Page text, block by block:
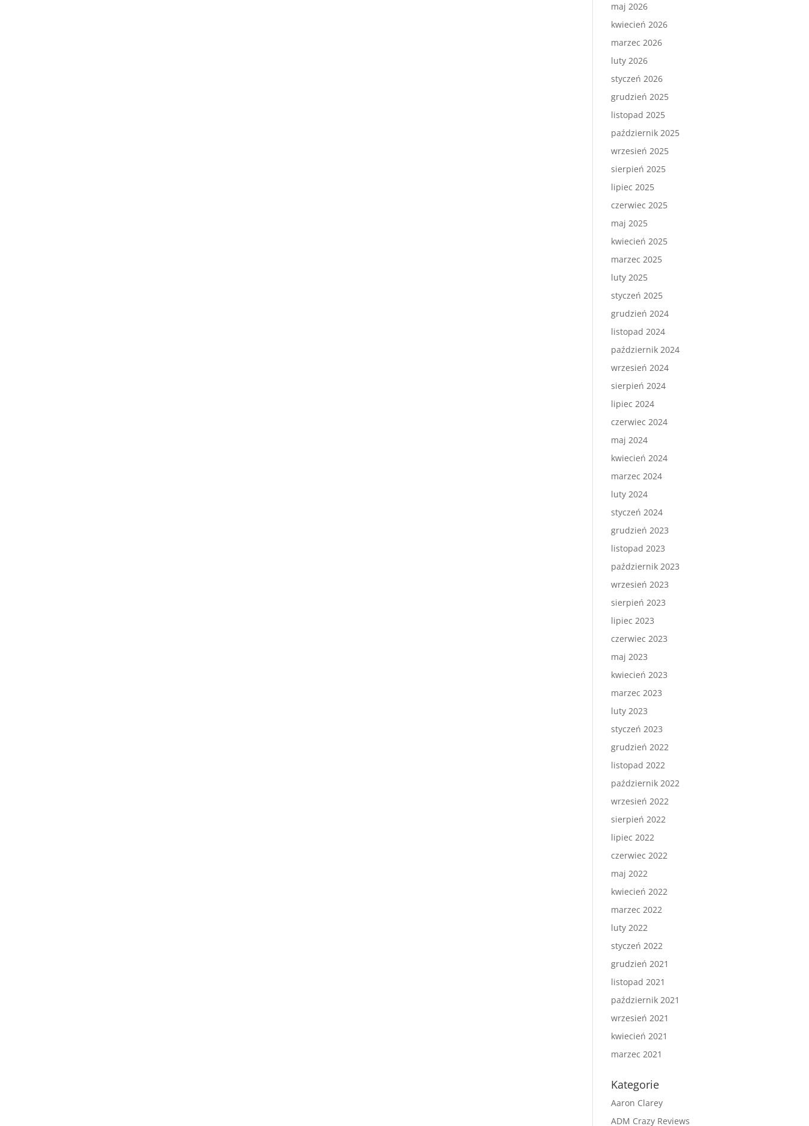
maj 2026
kwiecień 2026
marzec 2026
luty 2026
styczeń 2026
grudzień 2025
listopad 2025
październik 2025
wrzesień 2025
sierpień 2025
lipiec 2025
czerwiec 2025
maj 2025
kwiecień 2025
marzec 2025
luty 2025
styczeń 2025
grudzień 2024
listopad 2024
październik 2024
wrzesień 2024
sierpień 2024
lipiec 2024
czerwiec 2024
maj 2024
kwiecień 2024
marzec 2024
luty 2024
styczeń 2024
grudzień 2023
listopad 2023
październik 2023
wrzesień 2023
sierpień 2023
lipiec 2023
czerwiec 2023
maj 2023
kwiecień 2023
marzec 2023
luty 2023
styczeń 2023
grudzień 2022
listopad 2022
październik 2022
wrzesień 2022
sierpień 2022
lipiec 2022
czerwiec 2022
maj 2022
kwiecień 2022
marzec 2022
luty 2022
styczeń 2022
grudzień 2021
listopad 2021
październik 2021
wrzesień 2021
kwiecień 2021
marzec 2021
Kategorie
Aaron Clarey
ADM Crazy Reviews